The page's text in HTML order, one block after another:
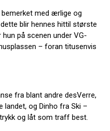
med ærlige og
blir hennes hittil største
på scenen under VG-
– foran titusenvis
fra blant andre desVerre,
landet, og Dinho fra Ski –
og låt som traff best.